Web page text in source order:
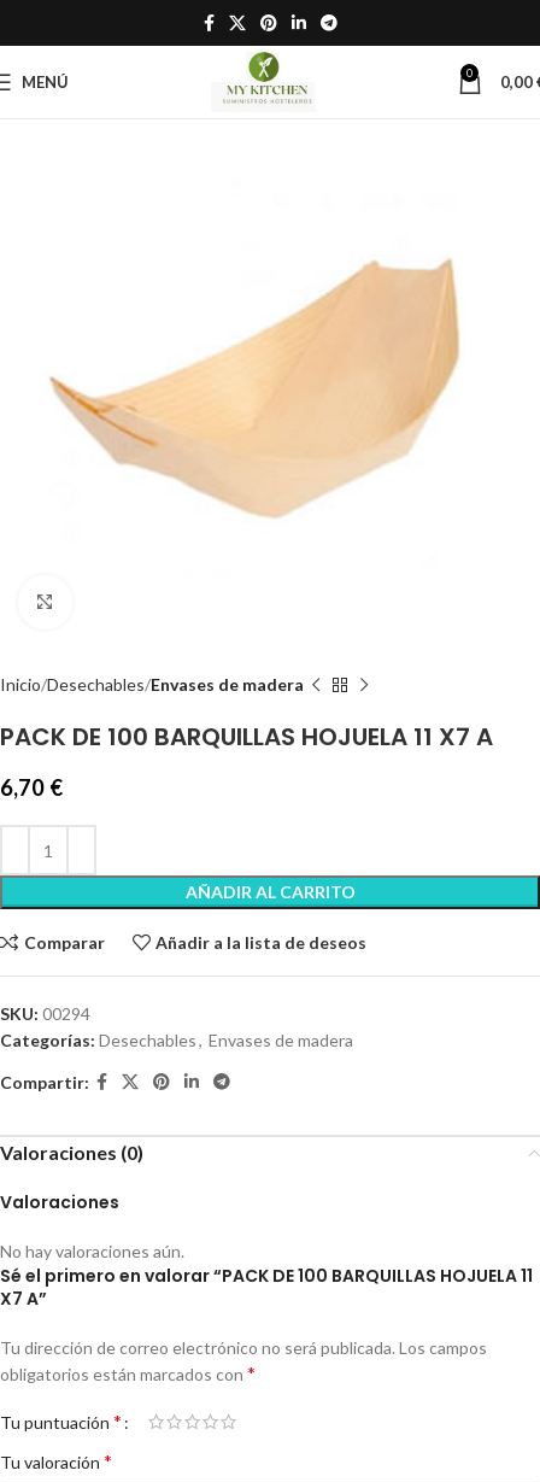
MENÚ 0 0,00
Inicio Desechables Envases de madera
PACK DE 100 BARQUILLAS HOJUELA 11 X7 A
6,70 €
AÑADIR AL CARRITO
Comparar Añadir a la lista de deseos
SKU: 00294
Categorías: Desechables, Envases de madera
Compartir:
Valoraciones (0)
Valoraciones
No hay valoraciones aún.
Sé el primero en valorar “PACK DE 100 BARQUILLAS HOJUELA 11
X7 A”
Tu dirección de correo electrónico no será publicada. Los campos
obligatorios están marcados con *
Tu puntuación *
Tu valoración *